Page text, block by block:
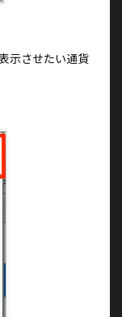
示させたい通貨